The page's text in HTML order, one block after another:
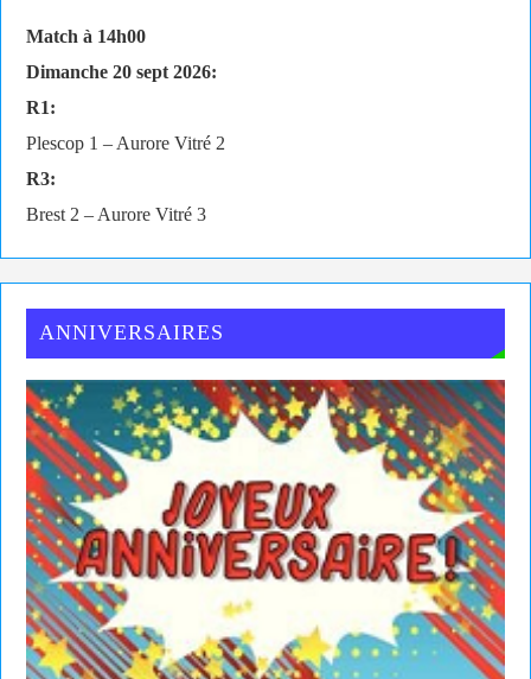
Match à 14h00
Dimanche 20 sept 2026:
R1:
Plescop 1 – Aurore Vitré 2
R3:
Brest 2 – Aurore Vitré 3
ANNIVERSAIRES